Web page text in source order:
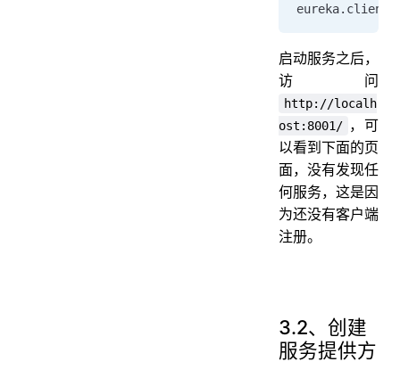
启动服务之后，
访问
http://localh
ost:8001/ ，可
以看到下面的页
面，没有发现任
何服务，这是因
为还没有客户端
注册。
3.2、创建
服务提供方